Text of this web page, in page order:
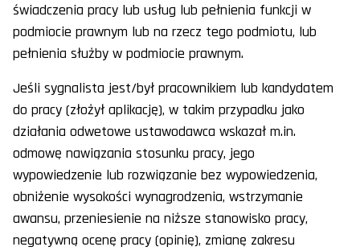
świadczenia pracy lub usług lub pełnienia funkcji w
podmiocie prawnym lub na rzecz tego podmiotu, lub
pełnienia służby w podmiocie prawnym.
Jeśli sygnalista jest/był pracownikiem lub kandydatem
do pracy (złożył aplikację), w takim przypadku jako
działania odwetowe ustawodawca wskazał m.in.
odmowę nawiązania stosunku pracy, jego
wypowiedzenie lub rozwiązanie bez wypowiedzenia,
obniżenie wysokości wynagrodzenia, wstrzymanie
awansu, przeniesienie na niższe stanowisko pracy,
negatywną ocenę pracy (opinię), zmianę zakresu